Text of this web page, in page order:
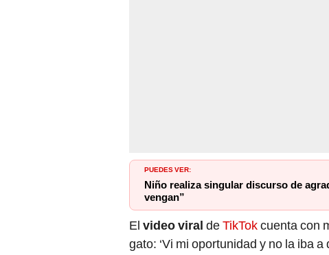
PUEDES VER:
Niño realiza singular discurso de
vengan”
El video viral deTikTokcuenta con
gato: ‘Vi mi oportunidad y no la iba a